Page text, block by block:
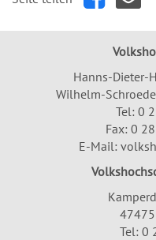
Hanns-Dieter-
Wilhelm-
Tel: 0
Fax: 0
E-Mail:
Tel: 0